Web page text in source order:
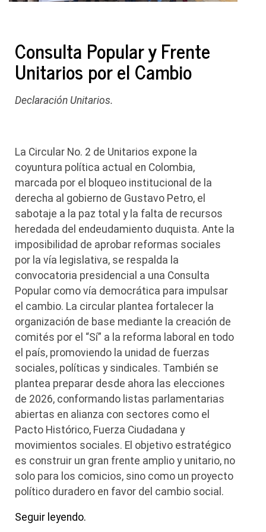
Consulta Popular y Frente
Unitarios por el Cambio
Declaración Unitarios.
La Circular No. 2 de Unitarios expone la
coyuntura política actual en Colombia,
marcada por el bloqueo institucional de la
derecha al gobierno de Gustavo Petro, el
sabotaje a la paz total y la falta de recursos
heredada del endeudamiento duquista. Ante la
imposibilidad de aprobar reformas sociales
por la vía legislativa, se respalda la
convocatoria presidencial a una Consulta
Popular como vía democrática para impulsar
el cambio. La circular plantea fortalecer la
organización de base mediante la creación de
comités por el “Sí” a la reforma laboral en todo
el país, promoviendo la unidad de fuerzas
sociales, políticas y sindicales. También se
plantea preparar desde ahora las elecciones
de 2026, conformando listas parlamentarias
abiertas en alianza con sectores como el
Pacto Histórico, Fuerza Ciudadana y
movimientos sociales. El objetivo estratégico
es construir un gran frente amplio y unitario, no
solo para los comicios, sino como un proyecto
político duradero en favor del cambio social.
Seguir leyendo.